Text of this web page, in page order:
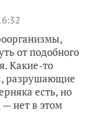
от подобного
Какие-то
разрушающие
есть, но
нет в этом